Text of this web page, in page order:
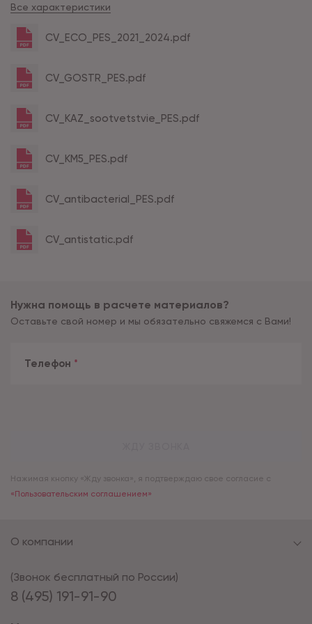
Все характеристики
CV_ECO_PES_2021_2024.pdf
CV_GOSTR_PES.pdf
CV_KAZ_sootvetstvie_PES.pdf
CV_KM5_PES.pdf
CV_antibacterial_PES.pdf
CV_antistatic.pdf
Нужна помощь в расчете материалов?
Оставьте свой номер и мы обязательно свяжемся с Вами!
Телефон *
Нажимая кнопку «Жду звонка», я подтверждаю свое согласие с
«Пользовательским соглашением»
8 (495) 191-91-90
(Звонок бесплатный по России)
О компании